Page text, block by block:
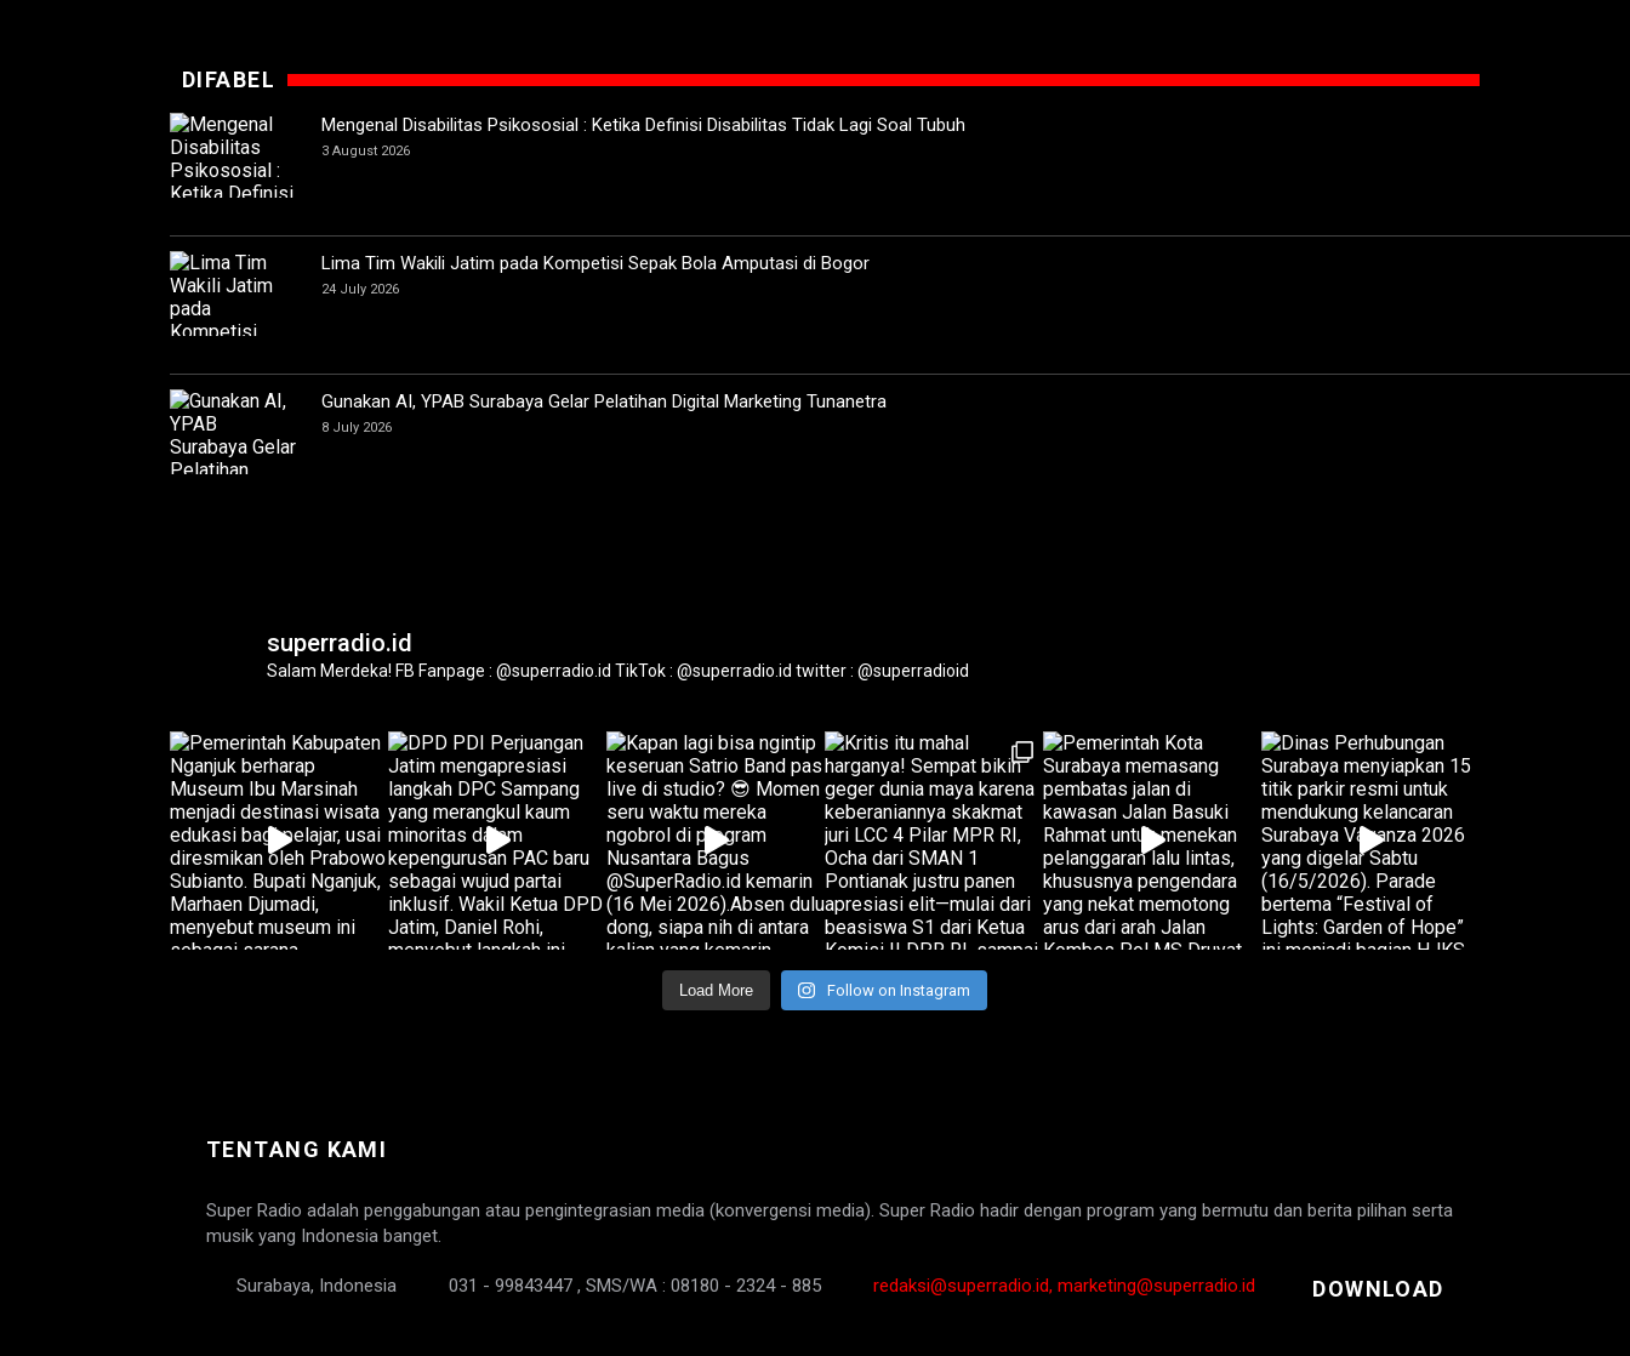
DIFABEL
Mengenal Disabilitas Psikososial : Ketika Definisi Disabilitas Tidak Lagi Soal Tubuh
3 August 2026
Lima Tim Wakili Jatim pada Kompetisi Sepak Bola Amputasi di Bogor
24 July 2026
Gunakan AI, YPAB Surabaya Gelar Pelatihan Digital Marketing Tunanetra
8 July 2026
superradio.id
Salam Merdeka! FB Fanpage : @superradio.id TikTok : @superradio.id twitter : @superradioid
Load More Follow on Instagram
TENTANG KAMI
Super Radio adalah penggabungan atau pengintegrasian media (konvergensi media). Super Radio hadir dengan program yang bermutu dan berita pilihan serta
musik yang Indonesia banget.
Surabaya, Indonesia 031 - 99843447 , SMS/WA : 08180 - 2324 - 885 redaksi@superradio.id, marketing@superradio.id DOWNLOAD